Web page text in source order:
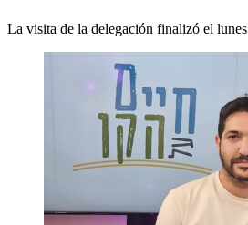
La visita de la delegación finalizó el lunes